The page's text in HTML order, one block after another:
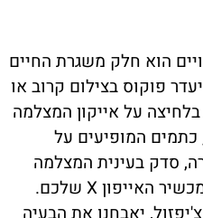
הוא חלק משגרת החיים
פוקוס בצילום קרוב או
על אייקון המצלמה
המופיעים על
סדק בעינית המצלמה
ועוד, כל אלו בעיות נפוצות במכשיר האייפון X שלכם.